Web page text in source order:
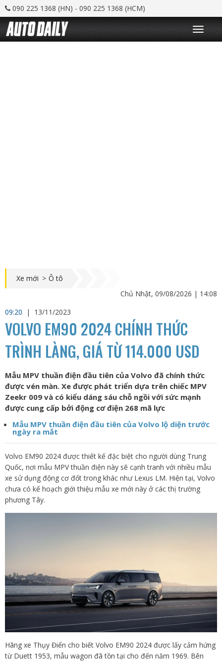
090 225 1368 (HN) - 090 225 1368 (HCM)
T
o
g
Xe mới > Ô tô
Chủ Nhật, 09/08/2026 | 14:08
09:20
| 13/11/2023
VOLVO EM90 2024 CHÍNH THỨC
TRÌNH LÀNG, GIÁ TỪ 114.000 USD
Mẫu MPV thuần điện đầu tiên của Volvo đã chính thức
được vén màn. Xe được phát triển dựa trên chiếc MPV
Zeekr 009 và có kiểu dáng sáu chỗ ngồi với sức mạnh
được cung cấp bởi động cơ điện 268 mã lực
Mẫu MPV thuần điện đầu tiên của Volvo lộ diện trước
ngày ra mắt
Volvo EM90 2024 được thiết kế đặc biệt cho người dùng Trung
Quốc, nơi mẫu MPV thuần điện này sẽ cạnh tranh với nhiều mẫu
xe sử dụng động cơ đốt trong khác như Lexus LM. Hiện tại, Volvo
chưa có kế hoạch giới thiệu mẫu xe mới này ở các thị trường
phương Tây.
Hãng xe Thụy Điển cho biết Volvo EM90 2024 được lấy cảm hứng
từ Duett 1953, mẫu wagon đã tồn tại cho đến năm 1969. Bên